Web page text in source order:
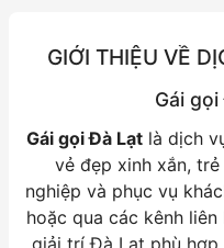
GIỚI THIỆU VỀ
Gái
Gái gọi Đà Lạt là dịch
vẻ đẹp xinh xắn,
nghiệp và phục vụ
hoặc qua các kênh